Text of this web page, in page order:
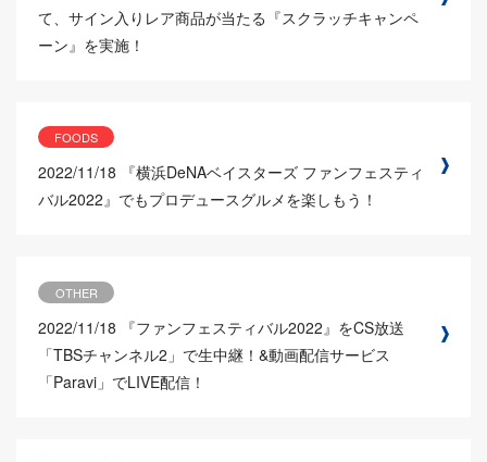
て、サイン入りレア商品が当たる『スクラッチキャンペ
ーン』を実施！
FOODS
2022/11/18
『横浜DeNAベイスターズ ファンフェスティ
バル2022』でもプロデュースグルメを楽しもう！
OTHER
2022/11/18
『ファンフェスティバル2022』をCS放送
「TBSチャンネル2」で生中継！&動画配信サービス
「Paravi」でLIVE配信！